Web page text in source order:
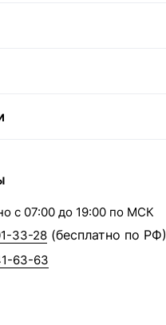
с 07:00 до 19:00 по МСК
33-28 (бесплатно по РФ)
63-63